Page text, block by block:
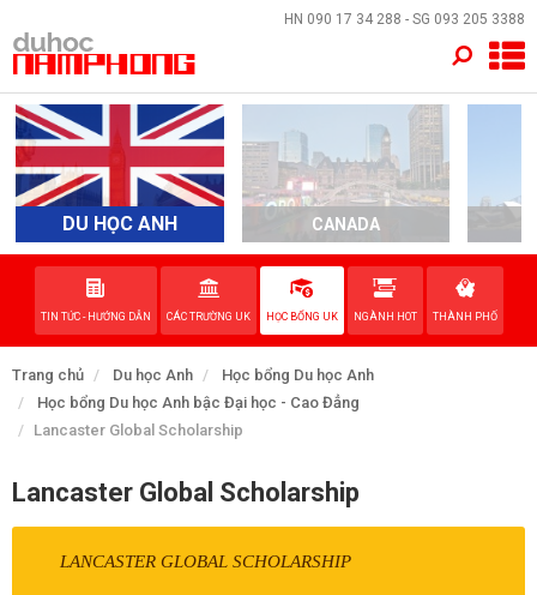
HN 090 17 34 288 - SG 093 205 3388
DU HỌC ANH CANADA
TIN TỨC - HƯỚNG DẪN CÁC TRƯỜNG UK HỌC BỔNG UK NGÀNH HOT THÀNH PHỐ
Trang chủ Du học Anh
Học bổng Du học Anh
Học bổng Du học Anh bậc Đại học - Cao Đẳng
Lancaster Global Scholarship
Lancaster Global Scholarship
LANCASTER GLOBAL SCHOLARSHIP
×
TRANG CHỦ
QUỐC GIA
EVENTS
DỊCH VỤ
VỀ NAM PHONG
LIÊN HỆ